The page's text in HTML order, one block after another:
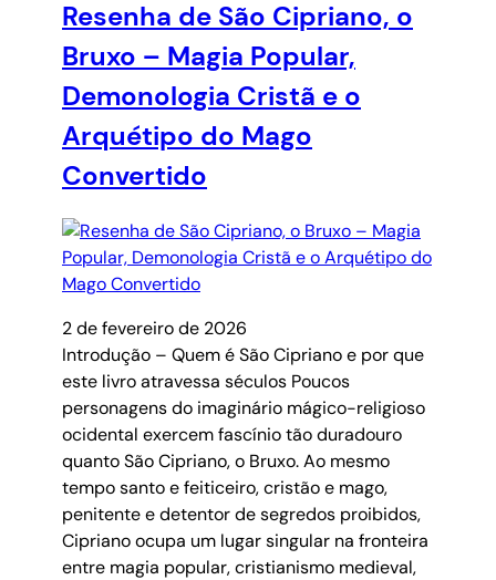
Resenha de São Cipriano, o
Bruxo – Magia Popular,
Demonologia Cristã e o
Arquétipo do Mago
Convertido
2 de fevereiro de 2026
Introdução – Quem é São Cipriano e por que
este livro atravessa séculos Poucos
personagens do imaginário mágico-religioso
ocidental exercem fascínio tão duradouro
quanto São Cipriano, o Bruxo. Ao mesmo
tempo santo e feiticeiro, cristão e mago,
penitente e detentor de segredos proibidos,
Cipriano ocupa um lugar singular na fronteira
entre magia popular, cristianismo medieval,